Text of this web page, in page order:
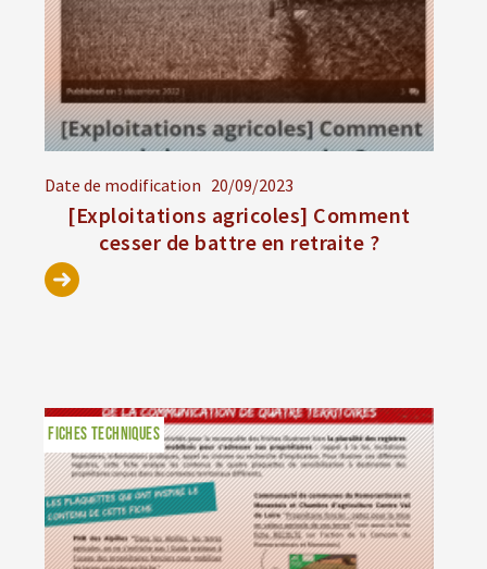
Date de modification 20/09/2023
[Exploitations agricoles] Comment
cesser de battre en retraite ?
FICHES TECHNIQUES